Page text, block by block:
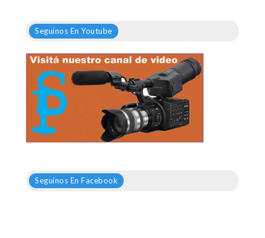
Seguinos En Youtube
Seguinos En Facebook